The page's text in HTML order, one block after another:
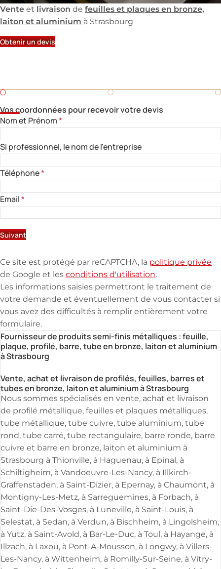
Venteet livraison de feuilles et plaques en bronze,
laiton et aluminiumà Strasbourg
Obtenir un devis
Vos coordonnées pour recevoir votre devis
Nom et Prénom*
Si professionnel, le nom de l'entreprise
Téléphone*
Email*
Suivant
Ce site est protégé par reCAPTCHA, la politique privée
de Google et lesconditions d'utilisation.
Les informations saisies permettront le traitement de
votre demande et éventuellement de vous contacter si
vous avez des difficultés à remplir entièrement votre
formulaire.
Fournisseur de produits semi-finis métalliques : feuille,
plaque, profilé, barre, tube en bronze, laiton et aluminium
à Strasbourg
Vente, achat et livraison de profilés, feuilles, barres et
tubes en bronze, laiton et aluminium à Strasbourg
Nous sommes spécialisés en vente, achat et livraison
de profilé métallique, feuilles et plaques métalliques,
tube métallique, tube cuivre, tube aluminium, tube
rond, tube carré, tube rectangulaire, barre ronde, barre
cuivre et barre en bronze, laiton et aluminium à
Strasbourg à Thionville, à Haguenau, à Epinal, à
Schiltigheim, à Vandoeuvre-Les-Nancy, à Illkirch-
Graffenstaden, à Saint-Dizier, à Epernay, à Chaumont, à
Montigny-Les-Metz, à Sarreguemines, à Forbach, à
Saint-Die-Des-Vosges, à Luneville, à Saint-Louis, à
Selestat, à Sedan, à Verdun, à Bischheim, à Lingolsheim,
à Yutz, à Saint-Avold, à Bar-Le-Duc, à Toul, à Hayange, à
Illzach, à Laxou, à Pont-A-Mousson, à Longwy, à Villers-
Les-Nancy, à Wittenheim, à Romilly-Sur-Seine, à Vitry-